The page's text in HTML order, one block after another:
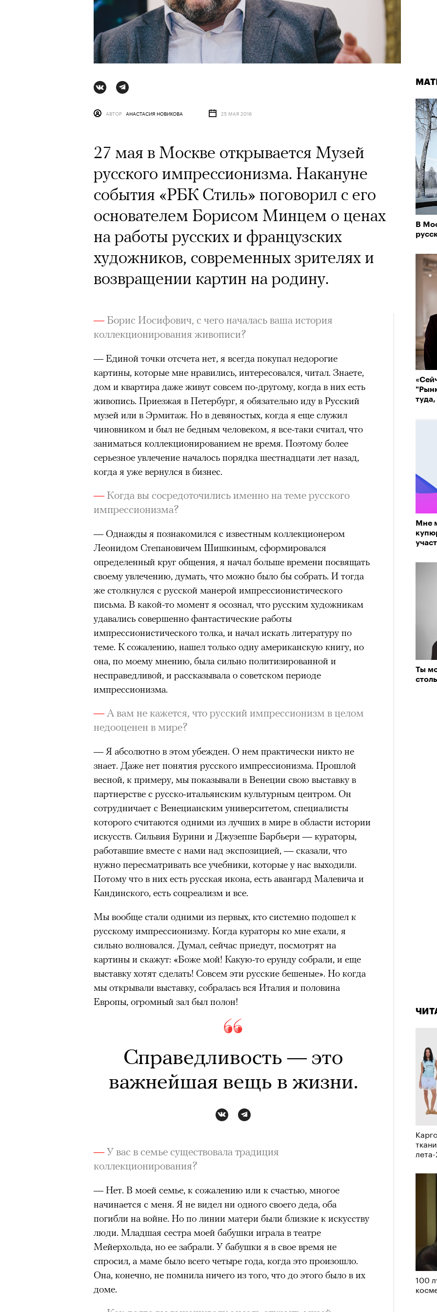
В
туда,
Мне
Ты
100
АВТОР АНАСТАСИЯ НОВИКОВА 25 МАЯ 2016
27 мая в Москве открывается Музей
русского импрессионизма. Накануне
события «РБК Стиль» поговорил с его
основателем Борисом Минцем о ценах
на работы русских и французских
художников, современных зрителях и
возвращении картин на родину.
—Борис Иосифович, с чего началась ваша история
коллекционирования живописи?
— Единой точки отсчета нет, я всегда покупал недорогие
картины, которые мне нравились, интересовался, читал. Знаете,
дом и квартира даже живут совсем по-другому, когда в них есть
живопись. Приезжая в Петербург, я обязательно иду в Русский
музей или в Эрмитаж. Но в девяностых, когда я еще служил
чиновником и был не бедным человеком, я все-таки считал, что
заниматься коллекционированием не время. Поэтому более
серьезное увлечение началось порядка шестнадцати лет назад,
когда я уже вернулся в бизнес.
—Когда вы сосредоточились именно на теме русского
импрессионизма?
— Однажды я познакомился с известным коллекционером
Леонидом Степановичем Шишкиным, сформировался
определенный круг общения, я начал больше времени посвящать
своему увлечению, думать, что можно было бы собрать. И тогда
же столкнулся с русской манерой импрессионистического
письма. В какой-то момент я осознал, что русским художникам
удавались совершенно фантастические работы
импрессионистического толка, и начал искать литературу по
теме. К сожалению, нашел только одну американскую книгу, но
она, по моему мнению, была сильно политизированной и
несправедливой, и рассказывала о советском периоде
импрессионизма.
—А вам не кажется, что русский импрессионизм в целом
недооценен в мире?
— Я абсолютно в этом убежден. О нем практически никто не
знает. Даже нет понятия русского импрессионизма. Прошлой
весной, к примеру, мы показывали в Венеции свою выставку в
партнерстве с русско-итальянским культурным центром. Он
сотрудничает с Венецианским университетом, специалисты
которого считаются одними из лучших в мире в области истории
искусств. Сильвия Бурини и Джузеппе Барбьери — кураторы,
работавшие вместе с нами над экспозицией, — сказали, что
нужно пересматривать все учебники, которые у нас выходили.
Потому что в них есть русская икона, есть авангард Малевича и
Кандинского, есть соцреализм и все.
Мы вообще стали одними из первых, кто системно подошел к
русскому импрессионизму. Когда кураторы ко мне ехали, я
сильно волновался. Думал, сейчас приедут, посмотрят на
картины и скажут: «Боже мой! Какую-то ерунду собрали, и еще
выставку хотят сделать! Совсем эти русские бешеные». Но когда
мы открывали выставку, собралась вся Италия и половина
Европы, огромный зал был полон!
Справедливость — это
важнейшая вещь в жизни.
—У вас в семье существовала традиция
коллекционирования?
— Нет. В моей семье, к сожалению или к счастью, многое
начинается с меня. Я не видел ни одного своего деда, оба
погибли на войне. Но по линии матери были близкие к искусству
люди. Младшая сестра моей бабушки играла в театре
Мейерхольда, но ее забрали. У бабушки я в свое время не
спросил, а маме было всего четыре года, когда это произошло.
Она, конечно, не помнила ничего из того, что до этого было в их
доме.
штука»
АВТОР СТАС ТЫРКИН 06 АВГУСТА 2026
Кинокритик Стас Тыркин рассказывает о
первых показах на остросоциальные
темы
Подписывайтесь на телеграм-канал «РБК Стиль»
Зеленые глаза» Фанни Лиатар и Жереми Труиля
«Бумажный тигр» Джеймса Грэя
«Охота» Уэйна Вапимуквы
Ретроспектива «Красное и черное: голливудские левые и черный
«Зеленые глаза» Фанни Лиатар и Жереми
Труиля
Фестиваль открылся с намеком на политическую актуальность —
показом на огромном экране Пьяццы Гранде
камерного французского фильма «Зеленые глаза» (Les Yeux
Verts) режиссерского дуэта Фанни Лиатар и Жереми Труиля.
Прошлая их кинолента «Гагарин» — отнюдь не байопик первого
космонавта в мире, а хроника сноса многоквартирного
комплекса на парижской окраине, которому было присвоено его
Новый фильм уступает «Гагарину» в оригинальности: мы уже
видели кино про детей из эмигрантских семей (даже
российских), которые впадали в кому. В этом случае проблема со
здоровьем касается синдрома
отстраненности, или резигнации, —
редкого психогенного заболевания, при котором подросток под
воздействием тяжелейшего стресса полностью уходит в себя,
перестает двигаться, говорить, есть и реагировать на внешний
Алами), братом главной героини Шаи (Дуа Бутарбуш
М’Зауки), когда их родителям отказали в получении вида на
жительство в одной из благополучных европейских стран.
Безутешная Шая пытается пробудить Нура к жизни:
наглотавшись таблеток, проникает в его ужасные сны, в которых
их мать тонет при переправе в Европу.
При всей скромности художественной составляющей фильма его
адресованный европейцам добросердечный призыв («Только вы
можете нас спасти!» — сообщает для тех, кто не понял,
очнувшийся Нур) точно не будет лишним в дни очередного
Адресованный европейцам
добросердечный призыв
точно не будет лишним в
дни очередного обострения
мигрантского кризиса.
Кадр из фильма «Зеленые глаза»